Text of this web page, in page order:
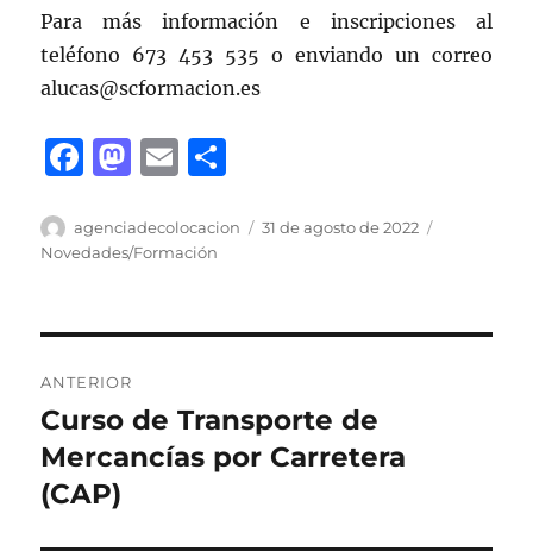
Para más información e inscripciones al
teléfono 673 453 535 o enviando un correo
alucas@scformacion.es
F
c
e
o
o
k
M
st
o
o
E
ai
l
m
rt
Autor
agenciadecolocacion
Publicado
31 de agosto de 2022
Novedades/Formación
de
entradas
ANTERIOR
Entrada
anterior:
Curso de Transporte de
Mercancías por Carretera
(CAP)